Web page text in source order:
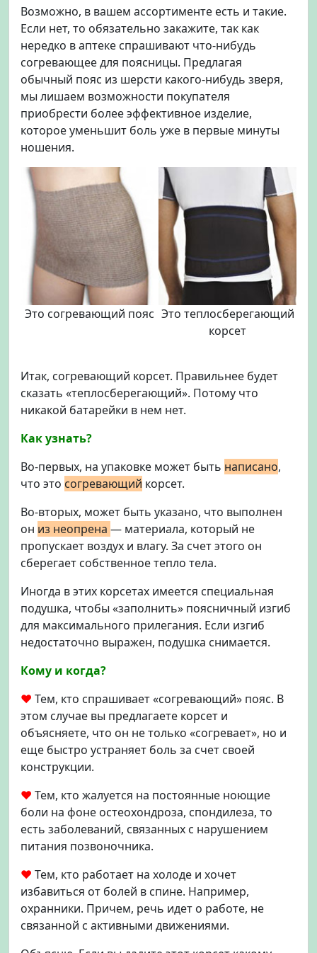
Возможно, в вашем ассортименте есть и такие.
Если нет, то обязательно закажите, так как
нередко в аптеке спрашивают что-нибудь
согревающее для поясницы. Предлагая
обычный пояс из шерсти какого-нибудь зверя,
мы лишаем возможности покупателя
приобрести более эффективное изделие,
которое уменьшит боль уже в первые минуты
ношения.
Это согревающий пояс Это теплосберегающий
корсет
Итак, согревающий корсет. Правильнее будет
сказать «теплосберегающий». Потому что
никакой батарейки в нем нет.
Как узнать?
Во-первых, на упаковке может быть написано,
что это согревающий корсет.
Во-вторых, может быть указано, что выполнен
он из неопрена — материала, который не
пропускает воздух и влагу. За счет этого он
сберегает собственное тепло тела.
Иногда в этих корсетах имеется специальная
подушка, чтобы «заполнить» поясничный изгиб
для максимального прилегания. Если изгиб
недостаточно выражен, подушка снимается.
Кому и когда?
♥ Тем, кто спрашивает «согревающий» пояс. В
этом случае вы предлагаете корсет и
объясняете, что он не только «согревает», но и
еще быстро устраняет боль за счет своей
конструкции.
♥ Тем, кто жалуется на постоянные ноющие
боли на фоне остеохондроза, спондилеза, то
есть заболеваний, связанных с нарушением
питания позвоночника.
♥ Тем, кто работает на холоде и хочет
избавиться от болей в спине. Например,
охранники. Причем, речь идет о работе, не
связанной с активными движениями.